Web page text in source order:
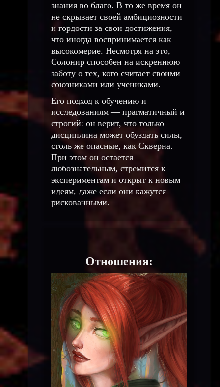
знания во благо. В то же время он
не скрывает своей амбициозности
и гордости за свои достижения,
что иногда воспринимается как
высокомерие. Несмотря на это,
Солонир способен на искреннюю
заботу о тех, кого считает своими
союзниками или учениками.
Его подход к обучению и
исследованиям — прагматичный и
строгий: он верит, что только
дисциплина может обуздать силы,
столь же опасные, как Скверна.
При этом он остается
любознательным, стремится к
экспериментам и открыт к новым
идеям, даже если они кажутся
рискованными.
Отношения: